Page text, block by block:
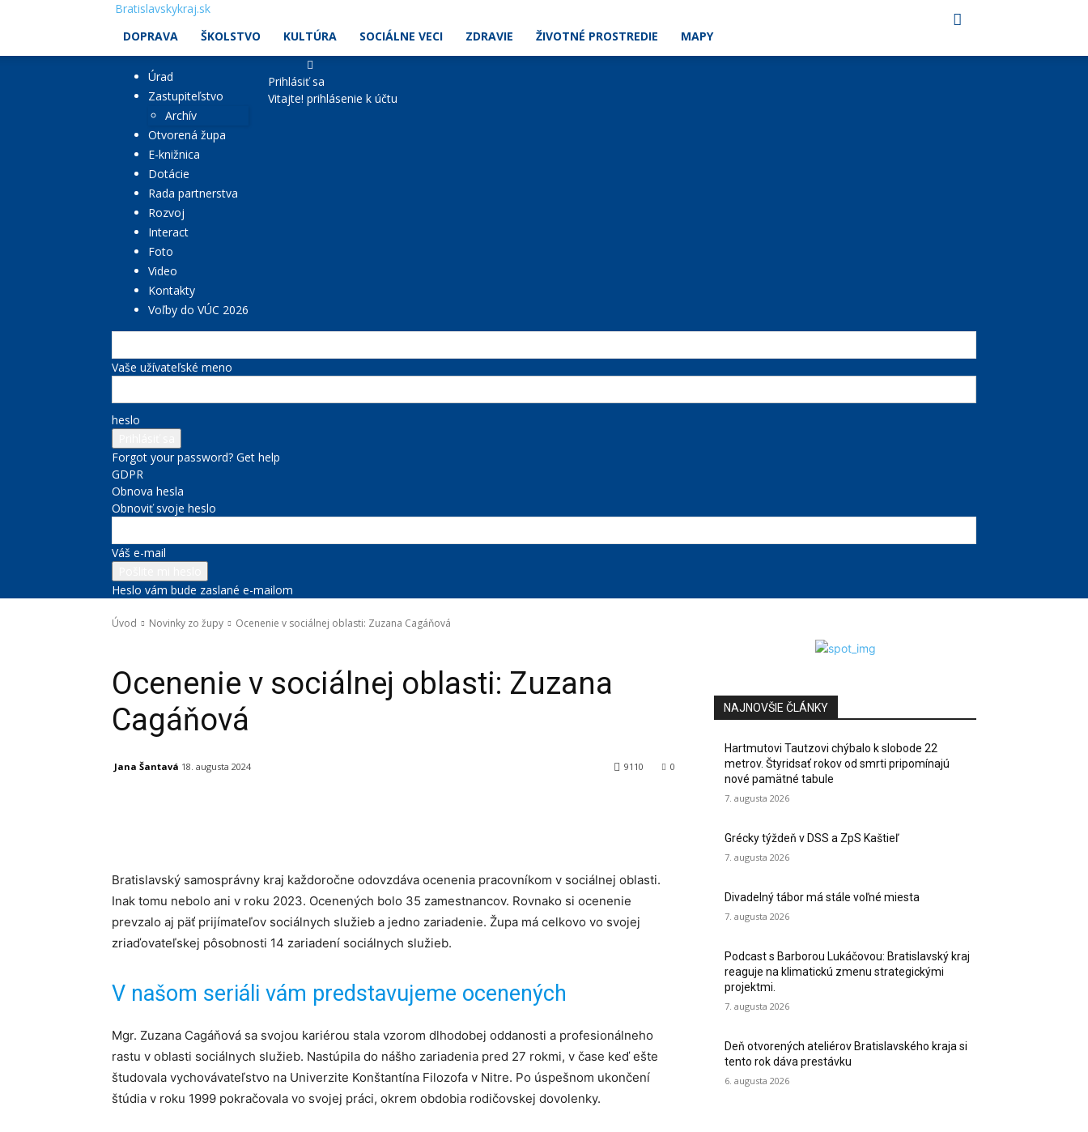
Bratislavskykraj.sk
DOPRAVA
ŠKOLSTVO KULTÚRA SOCIÁLNE VECI ZDRAVIE ŽIVOTNÉ PROSTREDIE MAPY
Úrad
Zastupiteľstvo
Archív
Otvorená župa
E-knižnica
Dotácie
Rada partnerstva
Rozvoj
Interact
Foto
Video
Kontakty
Voľby do VÚC 2026
Prihlásiť sa
Vitajte! prihlásenie k účtu
Vaše užívateľské meno
heslo
Forgot your password? Get help
GDPR
Obnova hesla
Obnoviť svoje heslo
Váš e-mail
Heslo vám bude zaslané e-mailom
Úvod Novinky zo župy Ocenenie v sociálnej oblasti: Zuzana Cagáňová
Ocenenie v sociálnej oblasti: Zuzana
Cagáňová
Jana Šantavá 18. augusta 2024 0
9110
Bratislavský samosprávny kraj každoročne odovzdáva ocenenia pracovníkom v sociálnej oblasti.
Inak tomu nebolo ani v roku 2023. Ocenených bolo 35 zamestnancov. Rovnako si ocenenie
prevzalo aj päť prijímateľov sociálnych služieb a jedno zariadenie. Župa má celkovo vo svojej
zriaďovateľskej pôsobnosti 14 zariadení sociálnych služieb.
V našom seriáli vám predstavujeme ocenených
Mgr. Zuzana Cagáňová sa svojou kariérou stala vzorom dlhodobej oddanosti a profesionálneho
rastu v oblasti sociálnych služieb. Nastúpila do nášho zariadenia pred 27 rokmi, v čase keď ešte
študovala vychovávateľstvo na Univerzite Konštantína Filozofa v Nitre. Po úspešnom ukončení
štúdia v roku 1999 pokračovala vo svojej práci, okrem obdobia rodičovskej dovolenky.
NAJNOVŠIE ČLÁNKY
Hartmutovi Tautzovi chýbalo k slobode 22
metrov. Štyridsať rokov od smrti pripomínajú
nové pamätné tabule
7. augusta 2026
Grécky týždeň v DSS a ZpS Kaštieľ
7. augusta 2026
Divadelný tábor má stále voľné miesta
7. augusta 2026
Podcast s Barborou Lukáčovou: Bratislavský kraj
reaguje na klimatickú zmenu strategickými
projektmi.
7. augusta 2026
Deň otvorených ateliérov Bratislavského kraja si
tento rok dáva prestávku
6. augusta 2026